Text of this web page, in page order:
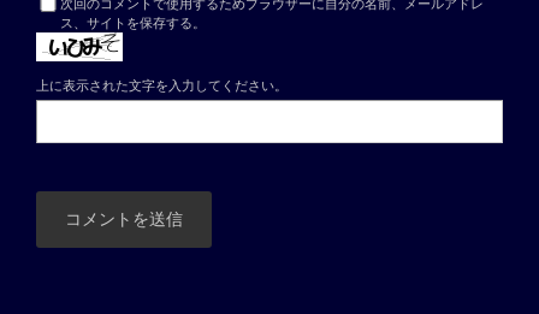
次回のコメントで使用するためブラウザーに自分の名前、メールアドレ
ス、サイトを保存する。
上に表示された文字を入力してください。